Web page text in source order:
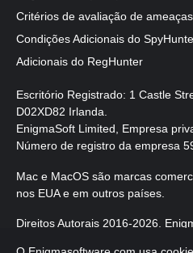
Critérios de avaliação de
Condições Adicionais do
Adicionais do RegHunter
Escritório Registrado: 1 Castle
D02XD82 Irlanda.
EnigmaSoft Limited, Empresa
Número de registro da empresa
Mac e MacOS são marcas
nos EUA e em outros países.
Direitos Autorais 2016-2026.